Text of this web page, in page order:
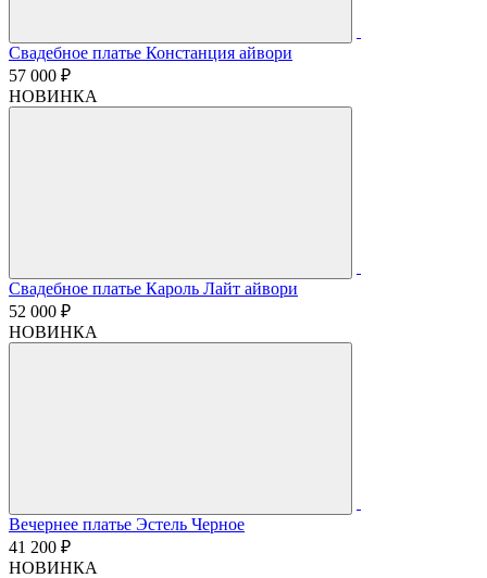
Свадебное платье Констанция айвори
57 000 ₽
НОВИНКА
Свадебное платье Кароль Лайт айвори
52 000 ₽
НОВИНКА
Вечернее платье Эстель Черное
41 200 ₽
НОВИНКА